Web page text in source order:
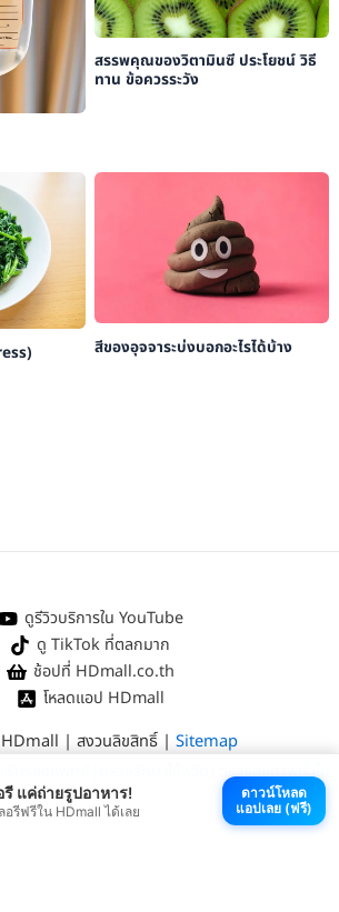
สรรพคุณของวิตามินซี ประโยชน์ วิธี
ทาน ข้อควรระวัง
สีของอุจจาระบ่งบอกอะไรได้บ้าง
ดูรีวิวบริการใน YouTube
ดู TikTok ที่ตลกมาก
ช้อปที่ HDmall.co.th
โหลดแอป HDmall
HDmall | สงวนลิขสิทธิ์ | Sitemap
ตรวจสุขภาพทั่วไป
แค่ถ่ายรูปอาหาร!
รีฟรีใน HDmall ได้เลย
ดาวน์โหลด
แอปเลย (ฟรี)